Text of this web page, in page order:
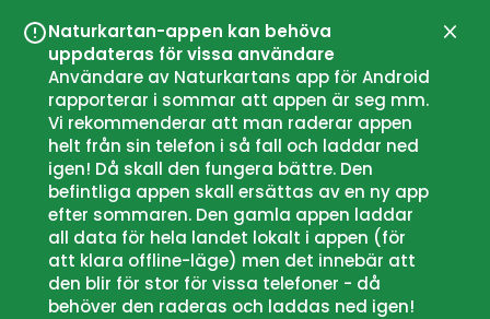
Naturkartan-appen kan behöva
uppdateras för vissa användare
Användare av Naturkartans app för Android
rapporterar i sommar att appen är seg mm.
Vi rekommenderar att man raderar appen
helt från sin telefon i så fall och laddar ned
igen! Då skall den fungera bättre. Den
befintliga appen skall ersättas av en ny app
efter sommaren. Den gamla appen laddar
all data för hela landet lokalt i appen (för
att klara offline-läge) men det innebär att
den blir för stor för vissa telefoner - då
behöver den raderas och laddas ned igen!